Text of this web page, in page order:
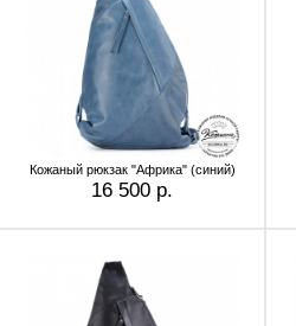
Кожаный рюкзак "Африка" (синий)
16 500 р.